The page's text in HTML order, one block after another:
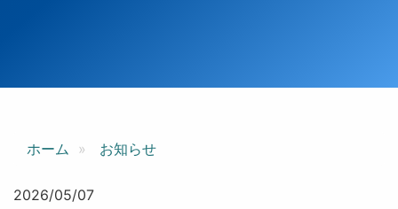
ホーム お知らせ
2026/05/07